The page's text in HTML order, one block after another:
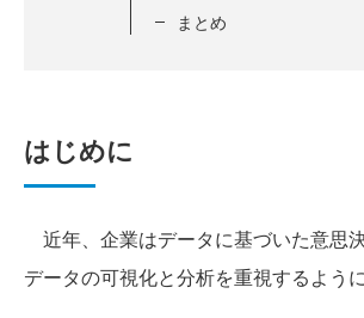
まとめ
はじめに
近年、企業はデータに基づいた意思決
データの可視化と分析を重視するよう